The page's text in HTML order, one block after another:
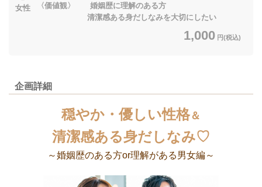
女性
〈価値観〉 婚姻歴に理解のある方
清潔感ある身だしなみを大切にしたい
1,000 円(税込)
企画詳細
穏やか・優しい性格＆
清潔感ある身だしなみ♡
～婚姻歴のある方or理解がある男女編～